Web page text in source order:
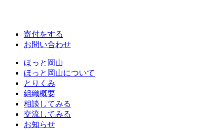
寄付をする
お問い合わせ
ほっと岡山
ほっと岡山について
とりくみ
組織概要
相談してみる
交流してみる
お知らせ